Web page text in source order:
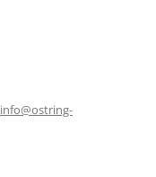
info@ostring-